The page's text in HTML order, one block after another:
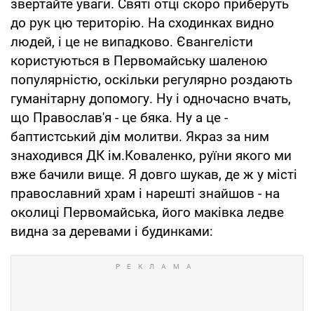
звертайте уваги. Святі отці скоро приберуть
до рук цю територію. На сходинках видно
людей, і це не випадково. Євангелісти
користуються в Первомайську шаленою
популярністю, оскільки регулярно роздають
гуманітарну допомогу. Ну і одночасно вчать,
що Православ'я - це бяка. Ну а це -
баптистський дім молитви. Якраз за ним
знаходився ДК ім.Коваленко, руїни якого ми
вже бачили вище. Я довго шукав, де ж у місті
православний храм і нарешті знайшов - на
околиці Первомайська, його маківка ледве
видна за деревами і будинками: